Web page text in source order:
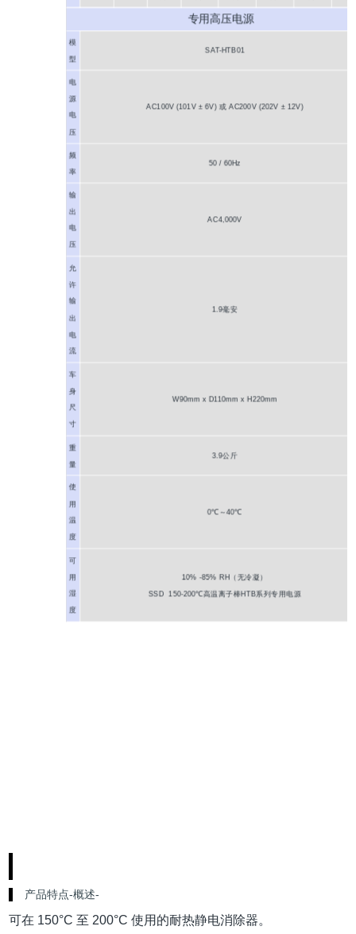
专用高压电源
模
型
SAT-HTB01
电
源
电
压
AC100V (101V ± 6V) 或 AC200V (202V ± 12V)
频
率
50 / 60Hz
输
出
电
压
AC4,000V
允
许
输
出
电
流
1.9毫安
车
身
尺
寸
W90mm x D110mm x H220mm
重
量
3.9公斤
使
用
温
度
0℃～40℃
可
用
湿
度
10% -85% RH（无冷凝）
SSD 150-200℃高温离子棒HTB系列专用电源
产品特点-概述-
可在 150°C 至 200°C 使用的耐热静电消除器。